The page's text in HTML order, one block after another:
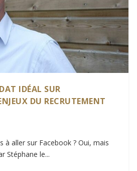
IDÉAL SUR
DU RECRUTEMENT
à aller sur Facebook ? Oui, mais
Stéphane le...